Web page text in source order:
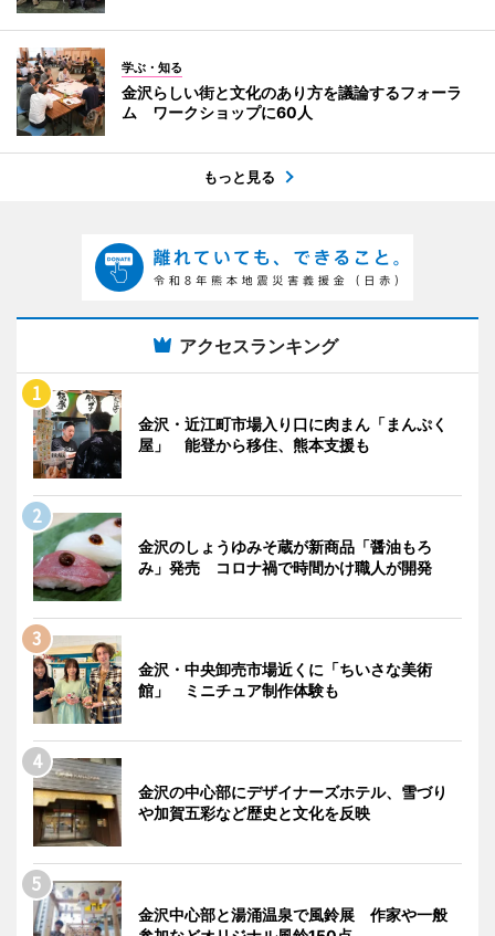
学ぶ・知る
金沢らしい街と文化のあり方を議論するフォーラ
ム ワークショップに60人
もっと見る
アクセスランキング
金沢・近江町市場入り口に肉まん「まんぷく
屋」 能登から移住、熊本支援も
金沢のしょうゆみそ蔵が新商品「醤油もろ
み」発売 コロナ禍で時間かけ職人が開発
金沢・中央卸売市場近くに「ちいさな美術
館」 ミニチュア制作体験も
金沢の中心部にデザイナーズホテル、雪づり
や加賀五彩など歴史と文化を反映
金沢中心部と湯涌温泉で風鈴展 作家や一般